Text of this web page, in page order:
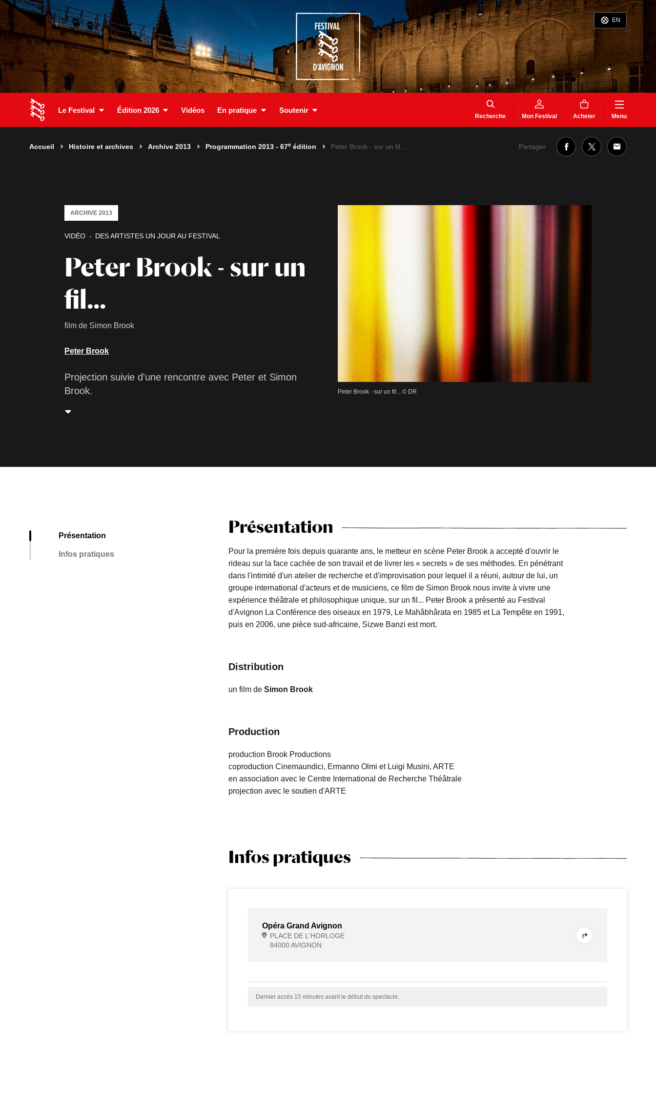
EN
Le Festival Édition 2026 Vidéos En pratique Soutenir
Recherche Mon Festival Acheter Menu
Accueil Histoire et archives Archive 2013 Programmation 2013 - 67e édition Peter Brook - sur un fil... Partager
Peter Brook - sur un
fil...
film de Simon Brook
VIDÉO DES ARTISTES UN JOUR AU FESTIVAL
ARCHIVE 2013
Peter Brook
Projection suivie d'une rencontre avec Peter et Simon
Brook.
Peter Brook - sur un fil... © DR
Présentation
Infos pratiques
Présentation
Pour la première fois depuis quarante ans, le metteur en scène Peter Brook a accepté d'ouvrir le
rideau sur la face cachée de son travail et de livrer les « secrets » de ses méthodes. En pénétrant
dans l'intimité d'un atelier de recherche et d'improvisation pour lequel il a réuni, autour de lui, un
groupe international d'acteurs et de musiciens, ce film de Simon Brook nous invite à vivre une
expérience théâtrale et philosophique unique, sur un fil... Peter Brook a présenté au Festival
d'Avignon La Conférence des oiseaux en 1979, Le Mahâbhârata en 1985 et La Tempête en 1991,
puis en 2006, une pièce sud-africaine, Sizwe Banzi est mort.
Distribution
un film de Simon Brook
Production
production Brook Productions
coproduction Cinemaundici, Ermanno Olmi et Luigi Musini, ARTE
en association avec le Centre International de Recherche Théâtrale
projection avec le soutien d'ARTE
Infos pratiques
Opéra Grand Avignon
PLACE DE L'HORLOGE
84000 AVIGNON
Dernier accès 15 minutes avant le début du spectacle.